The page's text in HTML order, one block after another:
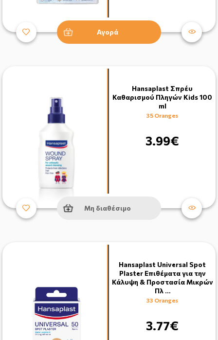
Αγορά
Hansaplast Σπρέυ
Καθαρισμού Πληγών Kids 100
ml
35 Oranges
3.99€
Μη διαθέσιμο
Hansaplast Universal Spot
Plaster Επιθέματα για την
Κάλυψη & Προστασία Μικρών
Πλ …
33 Oranges
3.77€